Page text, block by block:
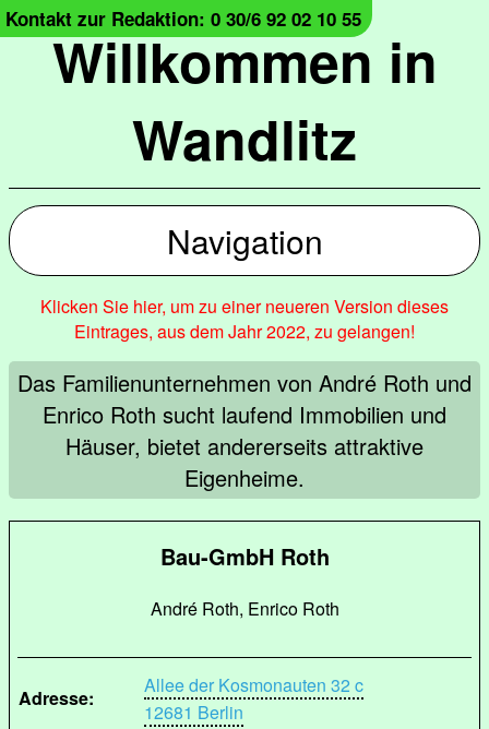
Willkommen in
Wandlitz
Kontakt zur Redaktion: 0 30/6 92 02 10 55
Navigation
Klicken Sie hier, um zu einer neueren Version dieses
Eintrages, aus dem Jahr 2022, zu gelangen!
Das Familienunternehmen von André Roth und
Enrico Roth sucht laufend Immobilien und
Häuser, bietet andererseits attraktive
Eigenheime.
Bau-GmbH Roth
André Roth, Enrico Roth
Adresse:
Allee der Kosmonauten 32 c
12681 Berlin